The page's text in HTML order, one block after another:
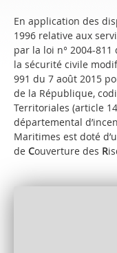
En application des
1996 relative aux
par la loi n° 2004-
la sécurité civile
991 du 7 août 2015
de la République,
Territoriales (article
départemental
Maritimes est doté
de Couverture des R